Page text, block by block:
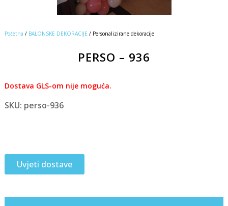
Početna / BALONSKE DEKORACIJE / Personalizirane dekoracije
PERSO – 936
Dostava GLS-om nije moguća.
SKU: perso-936
Uvjeti dostave